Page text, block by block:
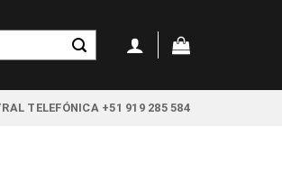
TELEFÓNICA +51 919 285 584